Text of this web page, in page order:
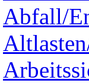
Abfall/